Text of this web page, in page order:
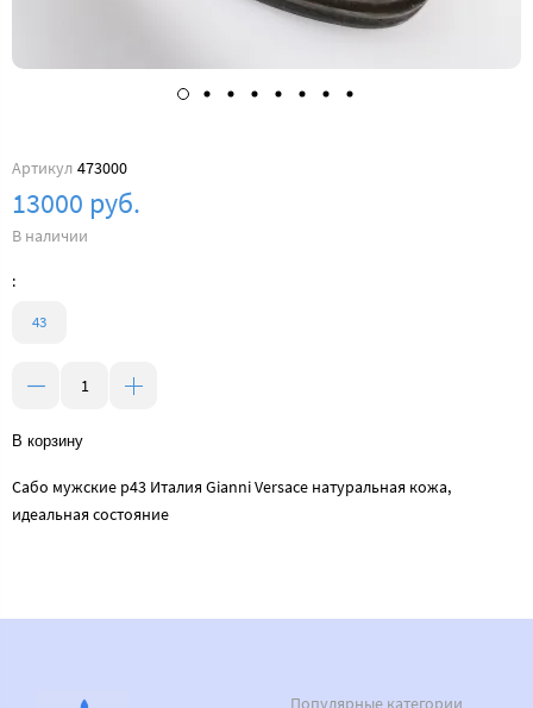
Артикул 473000
13000 руб.
В наличии
:
43
В корзину
Сабо мужские р43 Италия Gianni Versace натуральная кожа,
идеальная состояние